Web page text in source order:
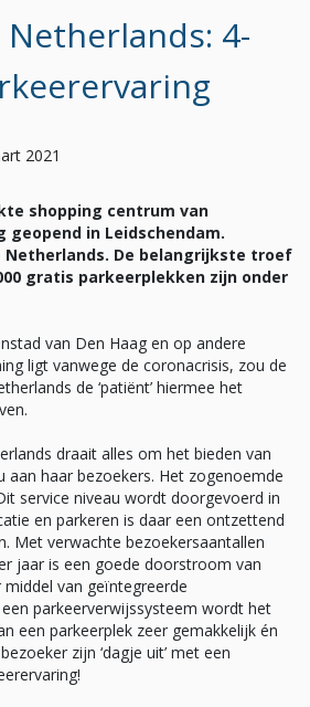
4-
2021
shopping centrum van
geopend in Leidschendam.
De belangrijkste troef
gratis parkeerplekken zijn onder
van Den Haag en op andere
ligt vanwege de coronacrisis, zou de
de ‘patiënt’ hiermee het
draait alles om het bieden van
aan haar bezoekers. Het zogenoemde
service niveau wordt doorgevoerd in
en parkeren is daar een ontzettend
Met verwachte bezoekersaantallen
jaar is een goede doorstroom van
van geïntegreerde
parkeerverwijssysteem wordt het
een parkeerplek zeer gemakkelijk én
zijn ‘dagje uit’ met een